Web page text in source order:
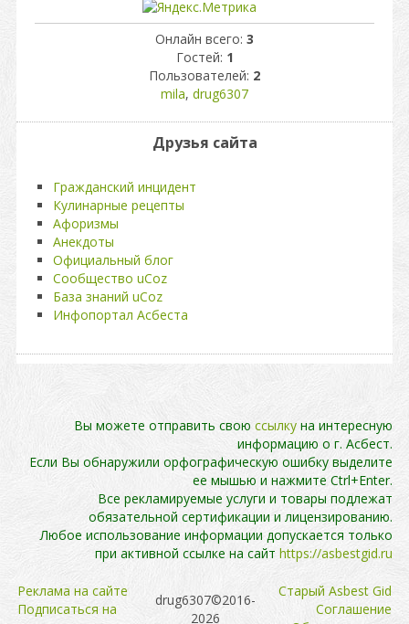
Онлайн всего: 3
Гостей: 1
Пользователей: 2
mila, drug6307
Друзья сайта
Гражданский инцидент
Кулинарные рецепты
Афоризмы
Анекдоты
Официальный блог
Сообщество uCoz
База знаний uCoz
Инфопортал Асбеста
Вы можете отправить свою ссылку на интересную
информацию о г. Асбест.
Если Вы обнаружили орфографическую ошибку выделите
ее мышью и нажмите Ctrl+Enter.
Все рекламируемые услуги и товары подлежат
обязательной сертификации и лицензированию.
Любое использование информации допускается только
при активной ссылке на сайт https://asbestgid.ru
Реклама на сайте
Подписаться на
drug6307©2016-
2026
Cтарый Asbest Gid
Cоглашение